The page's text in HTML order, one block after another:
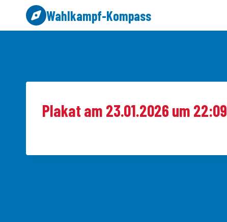
springen
Wahlkampf-Kompass
Plakat am 23.01.2026 um 22:09